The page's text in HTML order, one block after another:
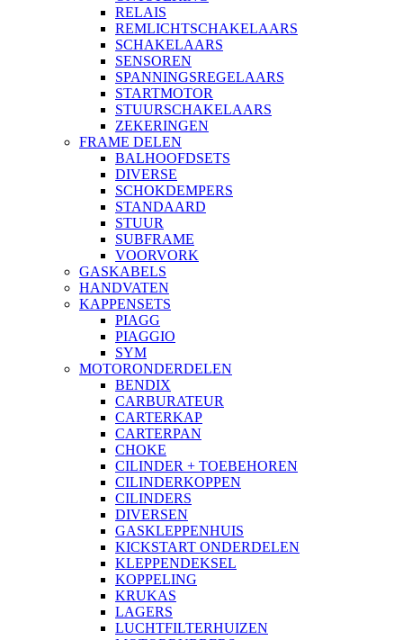
RELAIS
REMLICHTSCHAKELAARS
SCHAKELAARS
SENSOREN
SPANNINGSREGELAARS
STARTMOTOR
STUURSCHAKELAARS
ZEKERINGEN
FRAME DELEN
BALHOOFDSETS
DIVERSE
SCHOKDEMPERS
STANDAARD
STUUR
SUBFRAME
VOORVORK
GASKABELS
HANDVATEN
KAPPENSETS
PIAGG
PIAGGIO
SYM
MOTORONDERDELEN
BENDIX
CARBURATEUR
CARTERKAP
CARTERPAN
CHOKE
CILINDER + TOEBEHOREN
CILINDERKOPPEN
CILINDERS
DIVERSEN
GASKLEPPENHUIS
KICKSTART ONDERDELEN
KLEPPENDEKSEL
KOPPELING
KRUKAS
LAGERS
LUCHTFILTERHUIZEN